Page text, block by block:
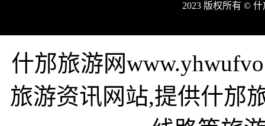
2023 版权所有 ©
什邡旅游网
旅游资讯网站,提供什邡